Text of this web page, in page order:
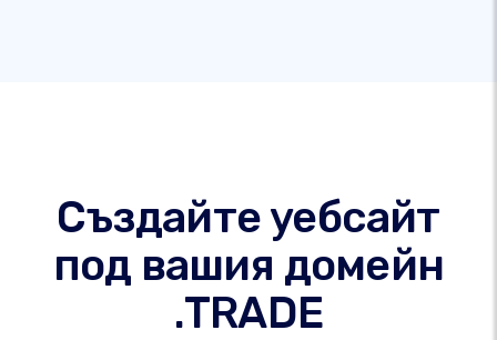
Създайте уебсайт
под вашия домейн
.TRADE